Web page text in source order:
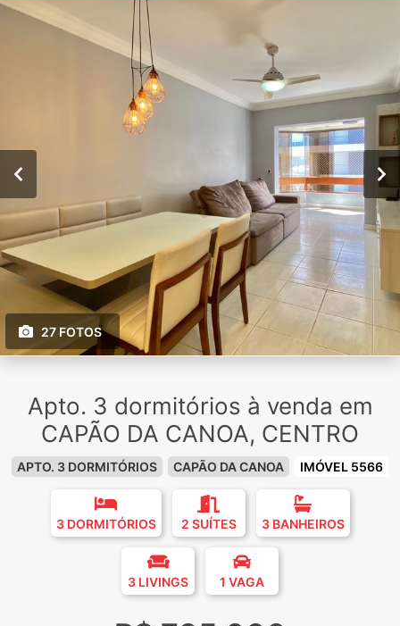
27 FOTOS
Apto. 3 dormitórios à venda em
CAPÃO DA CANOA, CENTRO
APTO. 3 DORMITÓRIOS CAPÃO DA CANOA IMÓVEL 5566
3 DORMITÓRIOS 2 SUÍTES 3 BANHEIROS
3 LIVINGS 1 VAGA